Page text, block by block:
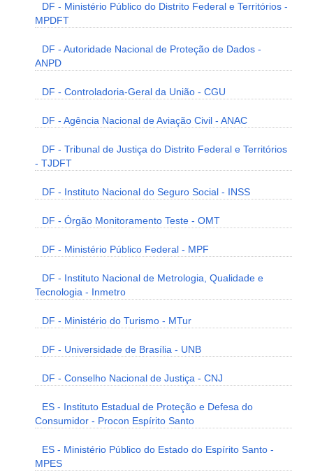
DF - Ministério Público do Distrito Federal e Territórios -
MPDFT
DF - Autoridade Nacional de Proteção de Dados -
ANPD
DF - Controladoria-Geral da União - CGU
DF - Agência Nacional de Aviação Civil - ANAC
DF - Tribunal de Justiça do Distrito Federal e Territórios
- TJDFT
DF - Instituto Nacional do Seguro Social - INSS
DF - Órgão Monitoramento Teste - OMT
DF - Ministério Público Federal - MPF
DF - Instituto Nacional de Metrologia, Qualidade e
Tecnologia - Inmetro
DF - Ministério do Turismo - MTur
DF - Universidade de Brasília - UNB
DF - Conselho Nacional de Justiça - CNJ
ES - Instituto Estadual de Proteção e Defesa do
Consumidor - Procon Espírito Santo
ES - Ministério Público do Estado do Espírito Santo -
MPES